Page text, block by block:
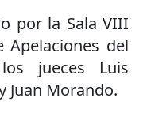
por la Sala VIII
Apelaciones del
jueces Luis
Juan Morando.